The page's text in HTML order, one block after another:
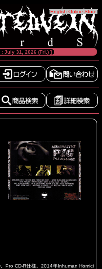
[English Online Store]
July 31, 2026 (Fri.) ]
Pro CD-R仕様。2014年Inhuman Homici